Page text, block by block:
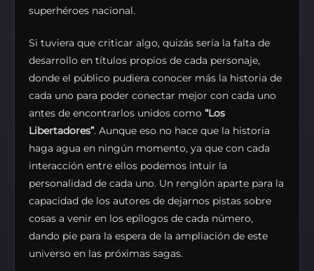
superhéroes nacional.
Si tuviera que criticar algo, quizás sería la falta de
desarrollo en títulos propios de cada personaje,
donde el público pudiera conocer más la historia de
cada uno para poder conectar mejor con cada uno
antes de encontrarlos unidos como “Los
Libertadores”. Aunque eso no hace que la historia
haga agua en ningún momento, ya que con cada
interacción entre ellos podemos intuir la
personalidad de cada uno. Un renglón aparte para la
capacidad de los autores de dejarnos pistas sobre
cosas a venir en los epílogos de cada número,
dando pie para la espera de la ampliación de este
universo en las próximas sagas.